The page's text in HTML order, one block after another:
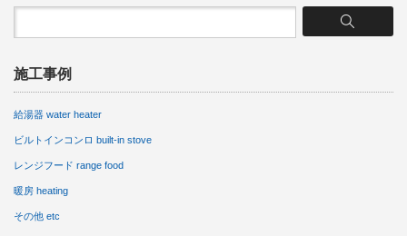
施工事例
給湯器 water heater
ビルトインコンロ built-in stove
レンジフード range food
暖房 heating
その他 etc